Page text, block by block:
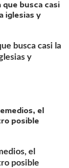
busca casi la
y
el
posible